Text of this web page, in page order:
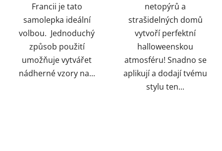
Francii je tato
samolepka ideální
volbou. Jednoduchý
způsob použití
umožňuje vytvářet
nádherné vzory na...
netopýrů a
strašidelných domů
vytvoří perfektní
halloweenskou
atmosféru! Snadno se
aplikují a dodají tvému
stylu ten...